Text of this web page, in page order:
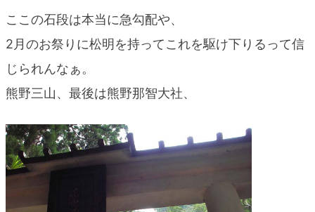
ここの石段は本当に急勾配や、
2月のお祭りに松明を持ってこれを駆け下りるって信
じられんなぁ。
熊野三山、最後は熊野那智大社、